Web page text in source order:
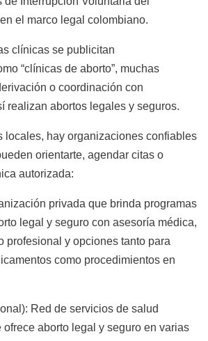
el marco legal colombiano.
clínicas se publicitan
“clínicas de aborto”, muchas
o coordinación con
realizan abortos legales y seguros.
locales, hay organizaciones confiables
orientarte, agendar citas o
autorizada:
privada que brinda programas
legal y seguro con asesoría médica,
profesional y opciones tanto para
como procedimientos en
Red de servicios de salud
ofrece aborto legal y seguro en varias